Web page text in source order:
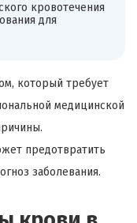
кровотечения
для
который требует
медицинской
предотвратить
заболевания.